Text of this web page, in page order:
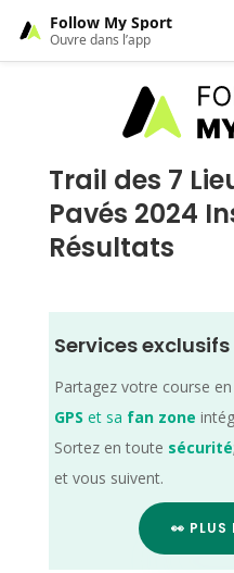
Trail des 7
Pavés 2024
Résultats
Services exclusifs
Partagez votre course
GPS et sa fan zone
Sortez en toute sécurité
et vous suivent.
👀 PLUS
Follow My Sport
Ouvre dans l’app